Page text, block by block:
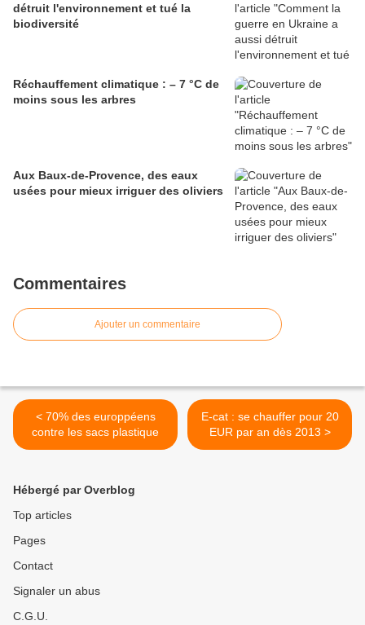
détruit l'environnement et tué la
biodiversité
Réchauffement climatique : – 7 °C de
moins sous les arbres
Aux Baux-de-Provence, des eaux
usées pour mieux irriguer des oliviers
Commentaires
Ajouter un commentaire
< 70% des europpéens
contre les sacs plastique
E-cat : se chauffer pour 20
EUR par an dès 2013 >
Hébergé par Overblog
Top articles
Pages
Contact
Signaler un abus
C.G.U.